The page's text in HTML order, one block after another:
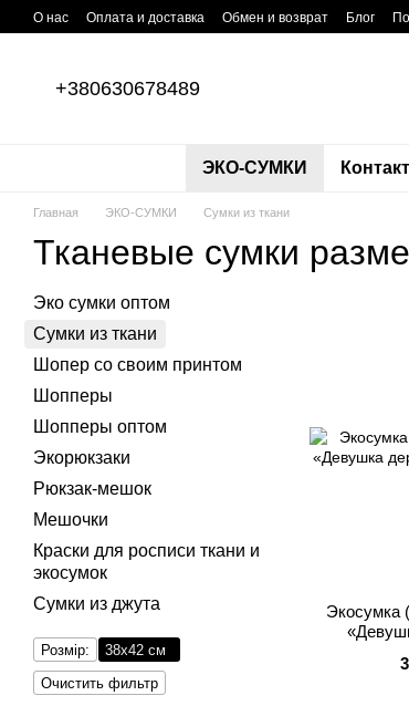
Перейти к основному контенту
О нас Оплата и доставка Обмен и возврат Блог
+380630678489
ЭКО-СУМКИ
Главная ЭКО-СУМКИ Сумки из ткани
Тканевые сумки
Экосумка
Эко сумки оптом
Сумки из ткани
Шопер со своим принтом
Шопперы
Шопперы оптом
Экорюкзаки
Рюкзак-мешок
Мешочки
Краски для росписи ткани и
экосумок
Сумки из джута
Розмір:
38x42 см
Очистить фильтр